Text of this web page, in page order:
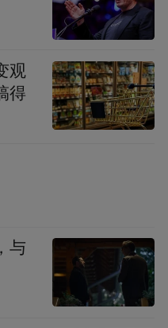
焦生物医药等重点
供更加精准、高效
造具有徐州特色的
。
(including the videos,
uploaded and posted
is a social media
information storage
观
得
与